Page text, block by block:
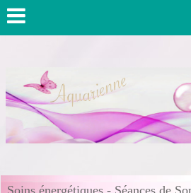
Soins énergétiques - Séances de